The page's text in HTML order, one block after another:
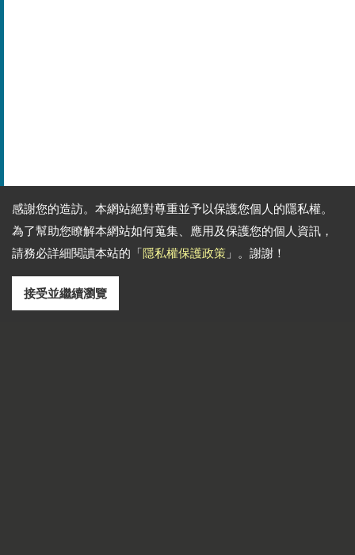
感謝您的造訪。本網站絕對尊重並予以保護您個人的隱私權。
為了幫助您瞭解本網站如何蒐集、應用及保護您的個人資訊，
請務必詳細閱讀本站的「隱私權保護政策 」。謝謝！
接受並繼續瀏覽